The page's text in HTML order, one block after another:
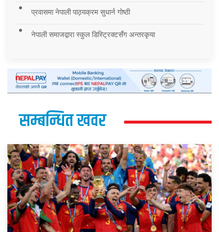
प्रवासमा नेपाली पाठ्यक्रम सुधार्न गोष्ठी
नेपाली समाजद्वारा स्कुल डिस्ट्रिक्टसँग अन्तरकृया
सम्बन्धित खवर